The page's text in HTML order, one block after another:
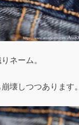
ネーム。
壊しつつあります。